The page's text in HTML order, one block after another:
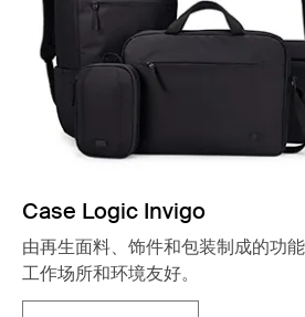
Case Logic Invigo
由再生面料、饰件和包装制成的功
工作场所和环境友好。